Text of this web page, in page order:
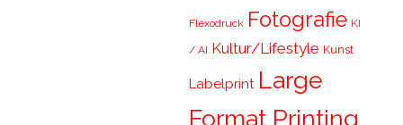
Flexodruck Fotografie KI
/ AI Kultur/Lifestyle Kunst
Labelprint Large
Format Printing